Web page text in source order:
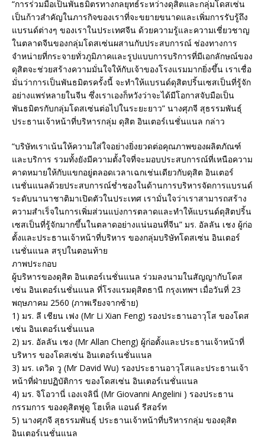
“การร่วมมือเป็นพันธมิตรทางกลยุทธ์ระหว่างดุสิตและกลุ่มโดสเซ่น
เป็นก้าวสำคัญในภารกิจของเราที่จะขยายขนาดและเพิ่มการรับรู้ถึง
แบรนด์ต่างๆ ของเราในประเทศจีน ด้วยความรู้และความเชี่ยวชาญ
ในตลาดจีนของกลุ่มโดสเซ่นผสานกับประสบการณ์ ช่องทางการ
จำหน่ายที่กระจายทั่วภูมิภาคและรูปแบบการบริการที่มีเอกลักษณ์ของ
ดุสิตจะช่วยสร้างความมั่นใจให้กับเจ้าของโรงแรมมากยิ่งขึ้น เราเชื่อ
มั่นว่าการเป็นพันธมิตรครั้งนี้ จะทำให้แบรนด์ดุสิตปริ้นเซสเป็นที่รู้จัก
อย่างแพร่หลายในจีน ซึ่งเราเองก็หวังว่าจะได้มีโอกาสจับมือเป็น
พันธมิตรกับกลุ่มโดสเซ่นต่อไปในระยะยาว” นางศุภจี สุธรรมพันธุ์
ประธานเจ้าหน้าที่บริหารกลุ่ม ดุสิต อินเตอร์เนชั่นแนล กล่าว
“บริษัทเราเน้นให้ความใส่ใจอย่างยิ่งยวดต่อคุณภาพของผลิตภัณฑ์
และบริการ รวมทั้งยังมีความตั้งใจที่จะมอบประสบการณ์ที่เหนือความ
คาดหมายให้กับแขกอยู่ตลอดเวลาเฉกเช่นเดียวกับดุสิต อินเตอร์
เนชั่นแนลด้วยประสบการณ์ช่ำชองในด้านการบริหารจัดการแบรนด์
ระดับนานาชาติมาเปิดตัวในประเทศ เรามั่นใจว่าเราสามารถสร้าง
ความสำเร็จในการเพิ่มส่วนแบ่งการตลาดและทำให้แบรนด์ดุสิตปริ้น
เซสเป็นที่รู้จักมากขึ้นในตลาดอย่างแน่นอนที่จีน” มร. อัลลัน เชง ผู้ก่อ
ตั้งและประธานเจ้าหน้าที่บริหาร ของกลุ่มบริษัทโดสเซ่น อินเตอร์
เนชั่นแนล สรุปในตอนท้าย
ภาพประกอบ
ผู้บริหารของดุสิต อินเตอร์เนชั่นแนล ร่วมลงนามในสัญญากับโดส
เซ่น อินเตอร์เนชั่นแนล ที่โรงแรมดุสิตธานี กรุงเทพฯ เมื่อวันที่ 23
พฤษภาคม 2560 (ภาพเรียงจากซ้าย)
1) มร. ลี เชียน เฟง (Mr Li Xian Feng) รองประธานอาวุโส ของโดส
เซ่น อินเตอร์เนชั่นแนล
2) มร. อัลลัน เชง (Mr Allan Cheng) ผู้ก่อตั้งและประธานเจ้าหน้าที่
บริหาร ของโดสเซ่น อินเตอร์เนชั่นแนล
3) มร. เดวิด วู (Mr David Wu) รองประธานอาวุโสและประธานเจ้า
หน้าที่ฝ่ายปฏิบัติการ ของโดสเซ่น อินเตอร์เนชั่นแนล
4) มร. จิโอวานี่ เองเจลินี่ (Mr Giovanni Angelini ) รองประธาน
กรรมการ ของดุสิตฟูดู โฮเท็ล แอนด์ รีสอร์ท
5) นางศุภจี สุธรรมพันธุ์ ประธานเจ้าหน้าที่บริหารกลุ่ม ของดุสิต
อินเตอร์เนชั่นแนล